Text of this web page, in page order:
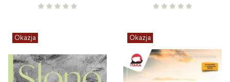
Okazja Okazja